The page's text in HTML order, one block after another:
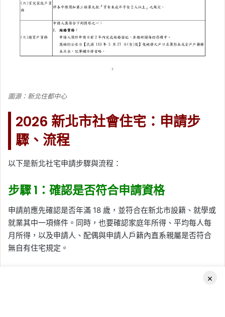
圖源：新北住都中心
2026 新北市社會住宅：申請步
驟、流程
以下是新北社宅申請步驟與流程：
步驟 1：確認是否符合申請資格
申請前應先確認是否年滿 18 歲，並符合在新北市設籍、就學或
就業其中一項條件。同時，也要確認家庭年所得、平均每人每
月所得，以及申請人、配偶與申請人戶籍內直系親屬是否符合
無自有住宅規定。
×